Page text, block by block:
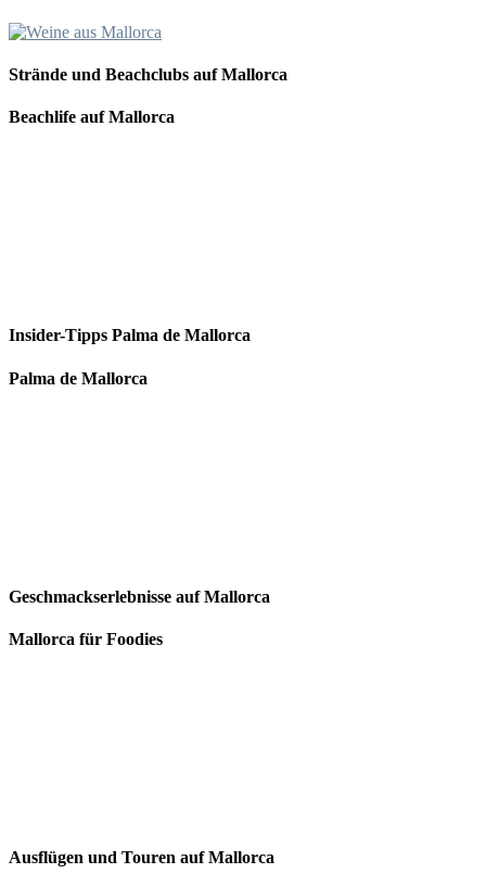
Strände und Beachclubs auf Mallorca
Beachlife auf Mallorca
Insider-Tipps Palma de Mallorca
Palma de Mallorca
Geschmackserlebnisse auf Mallorca
Mallorca für Foodies
Ausflügen und Touren auf Mallorca